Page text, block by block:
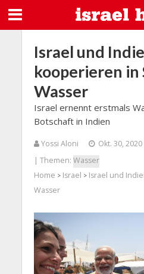
Israel und
kooperieren in
Wasser
Israel ernennt erstmals
Botschaft in Indien
Yossi Aloni
Okt. 30,
| Themen: Wasser
Home > Israel > Israel und
Wasser